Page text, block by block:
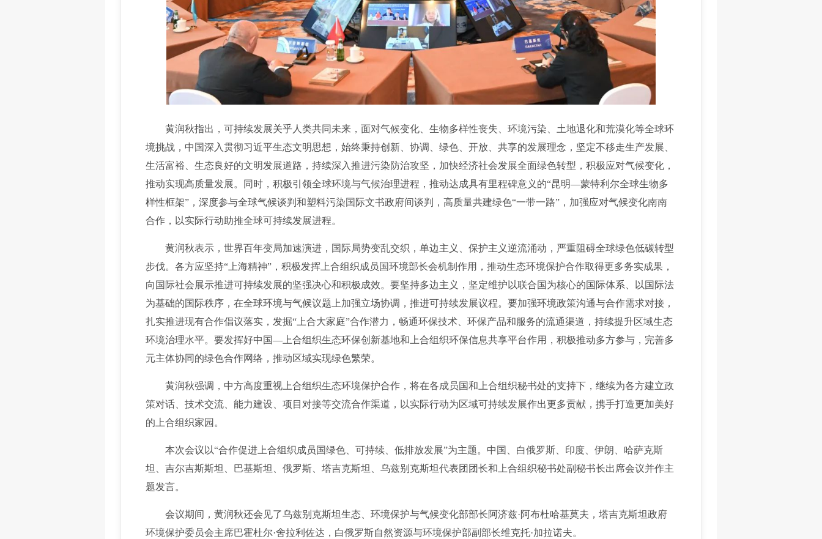
黄润秋指出，可持续发展关乎人类共同未来，面对气候变化、生物多样性丧失、环境污染、土地退化和荒漠化等全球环
境挑战，中国深入贯彻习近平生态文明思想，始终秉持创新、协调、绿色、开放、共享的发展理念，坚定不移走生产发展、
生活富裕、生态良好的文明发展道路，持续深入推进污染防治攻坚，加快经济社会发展全面绿色转型，积极应对气候变化，
推动实现高质量发展。同时，积极引领全球环境与气候治理进程，推动达成具有里程碑意义的“昆明—蒙特利尔全球生物多
样性框架”，深度参与全球气候谈判和塑料污染国际文书政府间谈判，高质量共建绿色“一带一路”，加强应对气候变化南南
合作，以实际行动助推全球可持续发展进程。
黄润秋表示，世界百年变局加速演进，国际局势变乱交织，单边主义、保护主义逆流涌动，严重阻碍全球绿色低碳转型
步伐。各方应坚持“上海精神”，积极发挥上合组织成员国环境部长会机制作用，推动生态环境保护合作取得更多务实成果，
向国际社会展示推进可持续发展的坚强决心和积极成效。要坚持多边主义，坚定维护以联合国为核心的国际体系、以国际法
为基础的国际秩序，在全球环境与气候议题上加强立场协调，推进可持续发展议程。要加强环境政策沟通与合作需求对接，
扎实推进现有合作倡议落实，发掘“上合大家庭”合作潜力，畅通环保技术、环保产品和服务的流通渠道，持续提升区域生态
环境治理水平。要发挥好中国—上合组织生态环保创新基地和上合组织环保信息共享平台作用，积极推动多方参与，完善多
元主体协同的绿色合作网络，推动区域实现绿色繁荣。
黄润秋强调，中方高度重视上合组织生态环境保护合作，将在各成员国和上合组织秘书处的支持下，继续为各方建立政
策对话、技术交流、能力建设、项目对接等交流合作渠道，以实际行动为区域可持续发展作出更多贡献，携手打造更加美好
的上合组织家园。
本次会议以“合作促进上合组织成员国绿色、可持续、低排放发展”为主题。中国、白俄罗斯、印度、伊朗、哈萨克斯
坦、吉尔吉斯斯坦、巴基斯坦、俄罗斯、塔吉克斯坦、乌兹别克斯坦代表团团长和上合组织秘书处副秘书长出席会议并作主
题发言。
会议期间，黄润秋还会见了乌兹别克斯坦生态、环境保护与气候变化部部长阿济兹·阿布杜哈基莫夫，塔吉克斯坦政府
环境保护委员会主席巴霍杜尔·舍拉利佐达，白俄罗斯自然资源与环境保护部副部长维克托·加拉诺夫。